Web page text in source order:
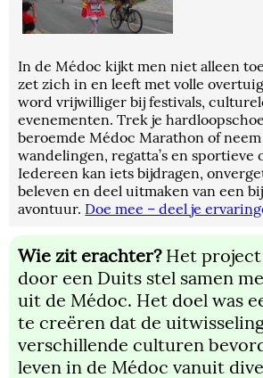
In de Médoc kijkt men niet alleen
zet zich in en leeft met volle
word vrijwilliger bij festivals,
evenementen. Trek je
beroemde Médoc Marathon of
wandelingen, regatta’s en sportieve
Iedereen kan iets bijdragen,
beleven en deel uitmaken van een
avontuur. Doe mee – deel je
Wie zit erachter?Het
door een Duits stel samen
uit de Médoc. Het doel was
te creëren dat de
verschillende culturen
leven in de Médoc vanuit